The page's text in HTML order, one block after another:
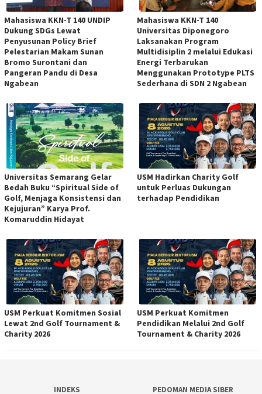
Mahasiswa KKN-T 140 UNDIP
Dukung SDGs Lewat
Penyusunan Policy Brief
Pelestarian Makam Sunan
Bromo Surontani dan
Pangeran Pandu di Desa
Ngabean
Mahasiswa KKN-T 140
Universitas Diponegoro
Laksanakan Program
Multidisiplin 2 melalui Edukasi
Energi Terbarukan
Menggunakan Prototype PLTS
Sederhana di SDN 2 Ngabean
Universitas Semarang Gelar
Bedah Buku “Spiritual Side of
Golf, Menjaga Konsistensi dan
Kejujuran” Karya Prof.
Komaruddin Hidayat
USM Hadirkan Charity Golf
untuk Perluas Dukungan
terhadap Pendidikan
USM Perkuat Komitmen Sosial
Lewat 2nd Golf Tournament &
Charity 2026
USM Perkuat Komitmen
Pendidikan Melalui 2nd Golf
Tournament & Charity 2026
INDEKS PEDOMAN MEDIA SIBER